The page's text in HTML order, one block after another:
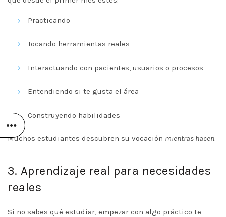
Practicando
Tocando herramientas reales
Interactuando con pacientes, usuarios o procesos
Entendiendo si te gusta el área
Construyendo habilidades
Muchos estudiantes descubren su vocación mientras hacen.
3. Aprendizaje real para necesidades
reales
Si no sabes qué estudiar, empezar con algo práctico te